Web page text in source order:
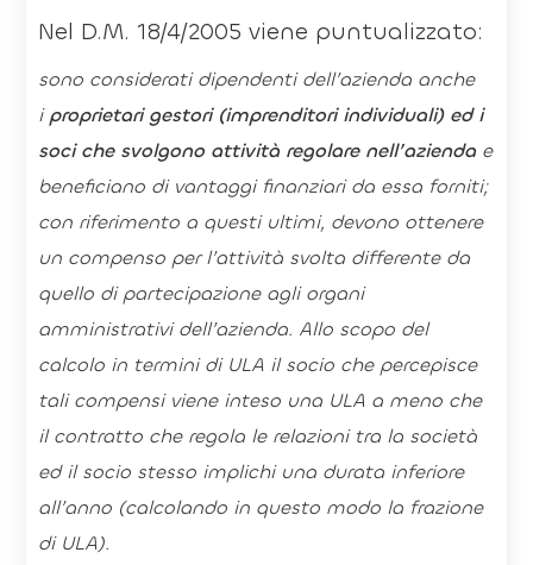
Nel D.M. 18/4/2005 viene puntualizzato:
sono considerati dipendenti dell’azienda anche
iproprietari gestori (imprenditori individuali) ed i
soci che svolgono attività regolare nell’azienda e
beneficiano di vantaggi finanziari da essa forniti;
con riferimento a questi ultimi, devono ottenere
un compenso per l’attività svolta differente da
quello di partecipazione agli organi
amministrativi dell’azienda. Allo scopo del
calcolo in termini di ULA il socio che percepisce
tali compensi viene inteso una ULA a meno che
il contratto che regola le relazioni tra la società
ed il socio stesso implichi una durata inferiore
all’anno (calcolando in questo modo la frazione
di ULA).